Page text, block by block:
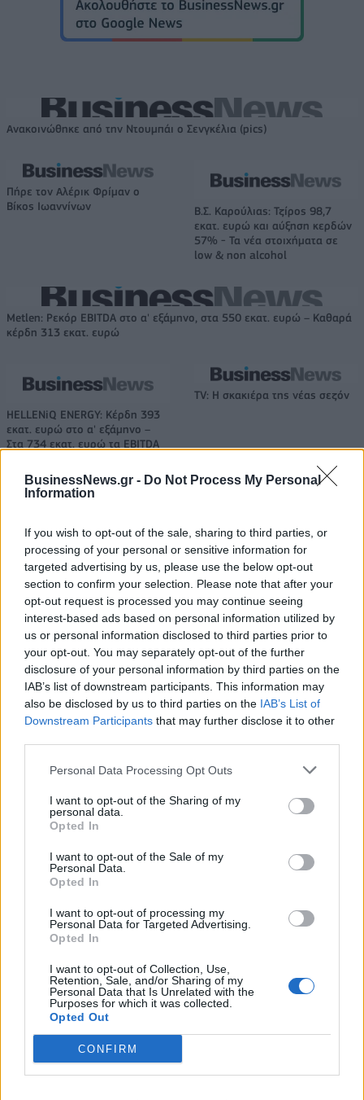
BusinessNews.gr - Do Not Process My Personal
Information
If you wish to opt-out of the sale, sharing to third parties, or
processing of your personal or sensitive information for
targeted advertising by us, please use the below opt-out
section to confirm your selection. Please note that after your
opt-out request is processed you may continue seeing
interest-based ads based on personal information utilized by
us or personal information disclosed to third parties prior to
your opt-out. You may separately opt-out of the further
disclosure of your personal information by third parties on the
IAB’s list of downstream participants. This information may
also be disclosed by us to third parties on the IAB’s List of
Downstream Participants that may further disclose it to other
Personal Data Processing Opt Outs
I want to opt-out of the Sharing of my
personal data.
Opted In
I want to opt-out of the Sale of my
Personal Data.
Opted In
I want to opt-out of processing my
Personal Data for Targeted Advertising.
Opted In
I want to opt-out of Collection, Use,
Retention, Sale, and/or Sharing of my
Personal Data that Is Unrelated with the
Purposes for which it was collected.
Opted Out
CONFIRM
Ανακοινώθηκε από την Ντουμπάι ο Σενγκέλια (pics)
Πήρε τον Αλέρικ Φρίμαν ο
Βίκος Ιωαννίνων
Β.Σ. Καρούλιας: Τζίρος 98,7
εκατ. ευρώ και αύξηση κερδών
57% - Τα νέα στοιχήματα σε
low & non alcohol
Metlen: Ρεκόρ EBITDA στο α' εξάμηνο, στα 550 εκατ. ευρώ – Καθαρά
κέρδη 313 εκατ. ευρώ
HELLENiQ ENERGY: Κέρδη 393
εκατ. ευρώ στο α' εξάμηνο –
Στα 734 εκατ. ευρώ τα EBITDA
TV: Η σκακιέρα της νέας σεζόν
Νέο Audi A2 e-tron με στόχο
την κορυφή της
αποδοτικότητας
Η Chery επενδύει 75 εκατ.
δολάρια στην KG Mobility
Το FIAT 500 Hybrid τώρα από 18.990 ευρώ
προημιτελικός με τη Λιθουανία
Viohalco: Αυξημένος κατά 14% ο τζίρος στο α' εξάμηνο, στα 4,3 δισ.
ΥΠΕΘΟΟ: Νέες επενδύσεις 1
δισ. ευρώ ως το 2028 για την
Novibet: Τριετής χρηματοδοτική
αναπτυξιακή πορεία
Η συμφωνία Arval-Athlon αναδιαμορφώνει την αγορά leasing